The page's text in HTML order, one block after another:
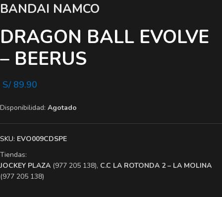
BANDAI NAMCO
DRAGON BALL EVOLVE
– BEERUS
S/89.90
Disponibilidad: Agotado
SKU: EVO009CDSPE
Tiendas:
​JOCKEY PLAZA (977 205 138), ​C.C LA ROTONDA 2 – LA MOLINA
(977 205 138)